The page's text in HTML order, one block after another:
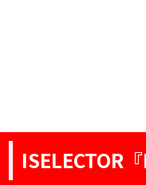
ISELECTOR